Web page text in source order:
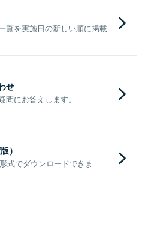
覧を実施日の新しい順に掲載
せ
にお答えします。
）
式でダウンロードできま